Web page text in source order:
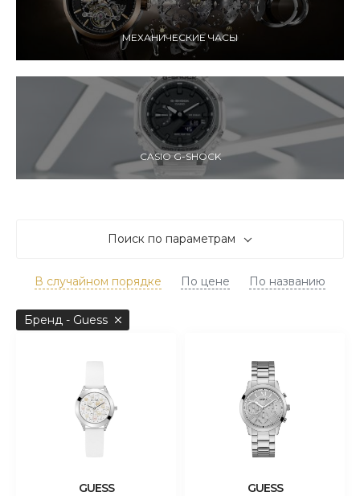
МЕХАНИЧЕСКИЕ ЧАСЫ
CASIO G-SHOCK
Поиск по параметрам
В случайном порядке По цене По названию
Бренд - Guess
GUESS
GUESS